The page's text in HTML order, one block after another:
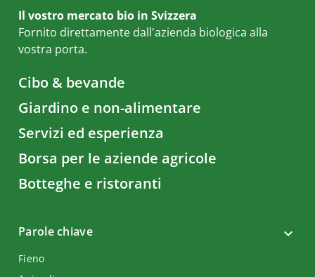
Il vostro mercato bio in Svizzera
Fornito direttamente dall'azienda biologica alla
vostra porta.
Cibo & bevande
Giardino e non-alimentare
Servizi ed esperienza
Borsa per le aziende agricole
Botteghe e ristoranti
Parole chiave
Fieno